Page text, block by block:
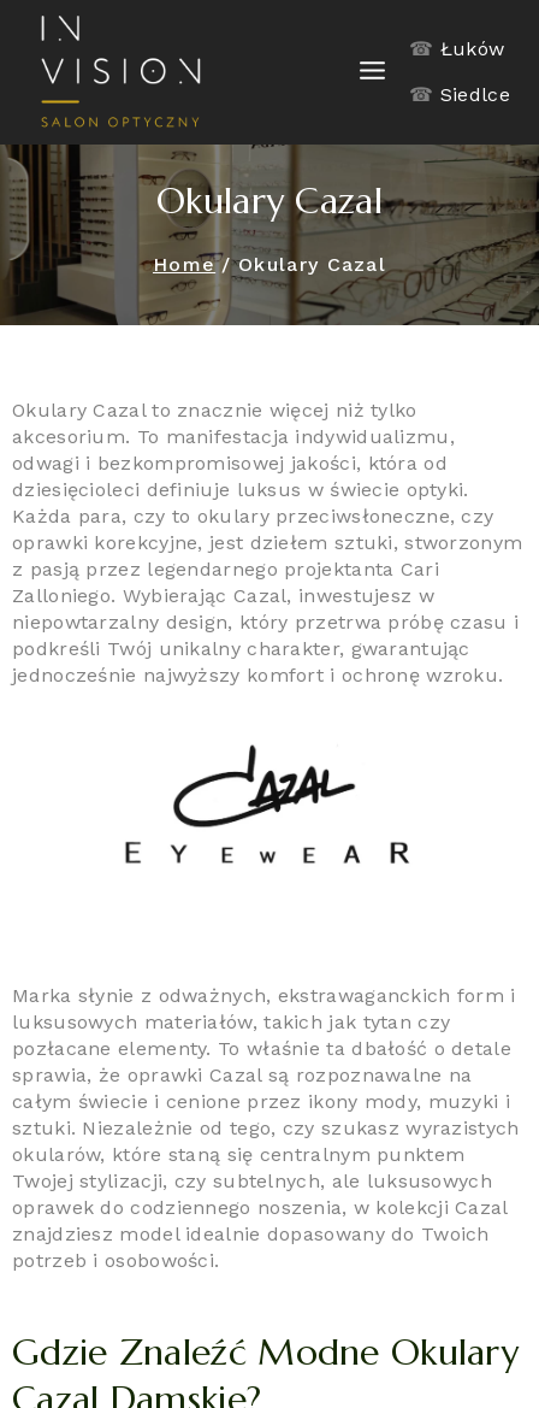
☎ Łuków
☎ Siedlce
Okulary Cazal
Home / Okulary Cazal
Okulary Cazal to znacznie więcej niż tylko
akcesorium. To manifestacja indywidualizmu,
odwagi i bezkompromisowej jakości, która od
dziesięcioleci definiuje luksus w świecie optyki.
Każda para, czy to okulary przeciwsłoneczne, czy
oprawki korekcyjne, jest dziełem sztuki, stworzonym
z pasją przez legendarnego projektanta Cari
Zalloniego. Wybierając Cazal, inwestujesz w
niepowtarzalny design, który przetrwa próbę czasu i
podkreśli Twój unikalny charakter, gwarantując
jednocześnie najwyższy komfort i ochronę wzroku.
Marka słynie z odważnych, ekstrawaganckich form i
luksusowych materiałów, takich jak tytan czy
pozłacane elementy. To właśnie ta dbałość o detale
sprawia, że oprawki Cazal są rozpoznawalne na
całym świecie i cenione przez ikony mody, muzyki i
sztuki. Niezależnie od tego, czy szukasz wyrazistych
okularów, które staną się centralnym punktem
Twojej stylizacji, czy subtelnych, ale luksusowych
oprawek do codziennego noszenia, w kolekcji Cazal
znajdziesz model idealnie dopasowany do Twoich
potrzeb i osobowości.
Gdzie Znaleźć Modne Okulary
Cazal Damskie?